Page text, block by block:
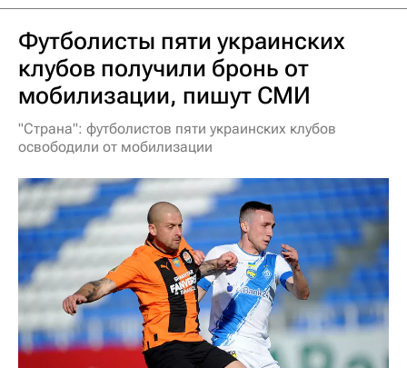
Футболисты пяти украинских
клубов получили бронь от
мобилизации, пишут СМИ
"Страна": футболистов пяти украинских клубов
освободили от мобилизации